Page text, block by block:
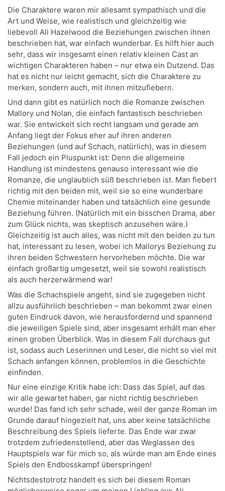
Die Charaktere waren mir allesamt sympathisch und die
Art und Weise, wie realistisch und gleichzeitig wie
liebevoll Ali Hazelwood die Beziehungen zwischen ihnen
beschrieben hat, war einfach wunderbar. Es hilft hier auch
sehr, dass wir insgesamt einen relativ kleinen Cast an
wichtigen Charakteren haben – nur etwa ein Dutzend. Das
hat es nicht nur leicht gemacht, sich die Charaktere zu
merken, sondern auch, mit ihnen mitzufiebern.
Und dann gibt es natürlich noch die Romanze zwischen
Mallory und Nolan, die einfach fantastisch beschrieben
war. Sie entwickelt sich recht langsam und gerade am
Anfang liegt der Fokus eher auf ihren anderen
Beziehungen (und auf Schach, natürlich), was in diesem
Fall jedoch ein Pluspunkt ist: Denn die allgemeine
Handlung ist mindestens genauso interessant wie die
Romanze, die unglaublich süß beschrieben ist. Man fiebert
richtig mit den beiden mit, weil sie so eine wunderbare
Chemie miteinander haben und tatsächlich eine gesunde
Beziehung führen. (Natürlich mit ein bisschen Drama, aber
zum Glück nichts, was skeptisch anzusehen wäre.)
Gleichzeitig ist auch alles, was nicht mit den beiden zu tun
hat, interessant zu lesen, wobei ich Mallorys Beziehung zu
ihren beiden Schwestern hervorheben möchte. Die war
einfach großartig umgesetzt, weil sie sowohl realistisch
als auch herzerwärmend war!
Was die Schachspiele angeht, sind sie zugegeben nicht
allzu ausführlich beschrieben – man bekommt zwar einen
guten Eindruck davon, wie herausfordernd und spannend
die jeweiligen Spiele sind, aber insgesamt erhält man eher
einen groben Überblick. Was in diesem Fall durchaus gut
ist, sodass auch Leserinnen und Leser, die nicht so viel mit
Schach anfangen können, problemlos in die Geschichte
einfinden.
Nur eine einzige Kritik habe ich: Dass das Spiel, auf das
wir alle gewartet haben, gar nicht richtig beschrieben
wurde! Das fand ich sehr schade, weil der ganze Roman im
Grunde darauf hingezielt hat, uns aber keine tatsächliche
Beschreibung des Spiels lieferte. Das Ende war zwar
trotzdem zufriedenstellend, aber das Weglassen des
Hauptspiels war für mich so, als würde man am Ende eines
Spiels den Endbosskampf überspringen!
Nichtsdestotrotz handelt es sich bei diesem Roman